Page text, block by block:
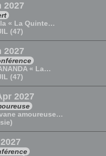
2027
« La Quinte…
(47)
2027
« La…
(47)
2027
amoureuse…